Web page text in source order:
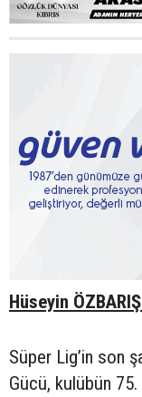
Hüseyin
Süper Lig’in son
Gücü, kulübün 75.